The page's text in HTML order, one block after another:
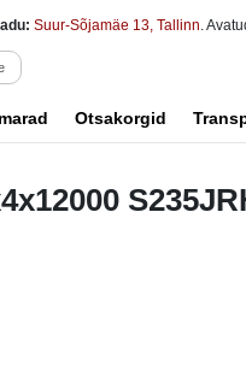
Suur-Sõjamäe 13, Tallinn.
Otsakorgid